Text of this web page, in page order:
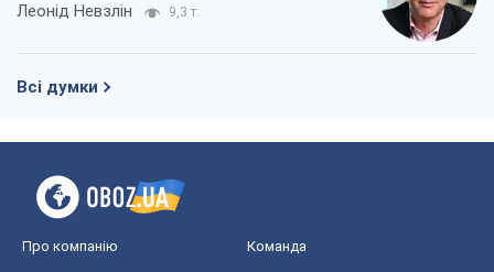
Леонід Невзлін 9,3 т.
Всі думки
Про компанію Команда